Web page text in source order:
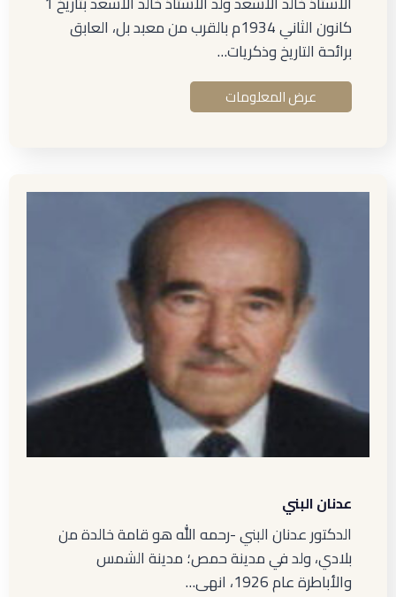
كانون الثاني 1934م بالقرب من معبد بل، العابق
برائحة التاريخ وذكريات…
عرض المعلومات
عدنان البني
الدكتور عدنان البني -رحمه الله هو قامة خالدة من
بلادي، ولد في مدينة حمص؛ مدينة الشمس
والأباطرة عام 1926، انهى…